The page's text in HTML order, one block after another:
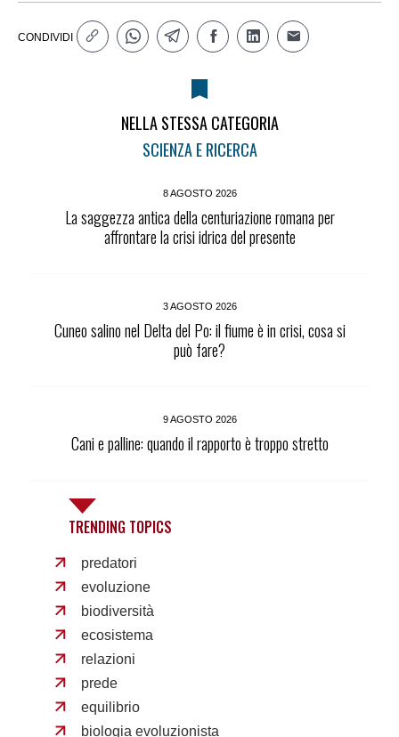
CONDIVIDI
NELLA STESSA CATEGORIA
SCIENZA E RICERCA
8 AGOSTO 2026
La saggezza antica della centuriazione romana per
affrontare la crisi idrica del presente
3 AGOSTO 2026
Cuneo salino nel Delta del Po: il fiume è in crisi, cosa si
può fare?
9 AGOSTO 2026
Cani e palline: quando il rapporto è troppo stretto
TRENDING TOPICS
predatori
evoluzione
biodiversità
ecosistema
relazioni
prede
equilibrio
biologia evoluzionista